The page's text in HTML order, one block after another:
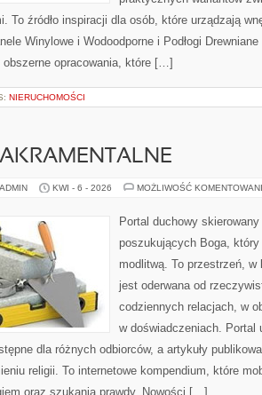
To źródło inspiracji dla osób, które urządzają
Winylowe i Wodoodporne i Podłogi
obszerne opracowania, które […]
NIERUCHOMOŚCI
KWI - 6 - 2026 MOŻLIWOŚĆ
Portal duchowy
poszukujących Boga,
modlitwą. To przestrzeń,
jest oderwana od
codziennych relacjach, w
w doświadczeniach.
dla różnych odbiorców, a artykuły
religii. To internetowe kompendium, które
oraz szukania prawdy. Nowości […]